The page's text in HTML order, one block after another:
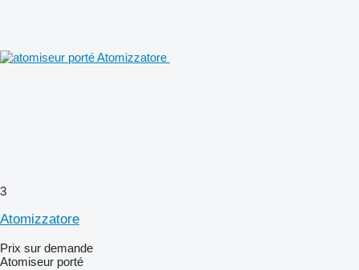
3
Atomizzatore
Prix sur demande
Atomiseur porté